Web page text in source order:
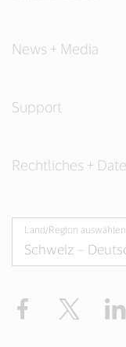
News + Media
Support
Rechtliches +
Land/Region auswählen
Facebook Twitter